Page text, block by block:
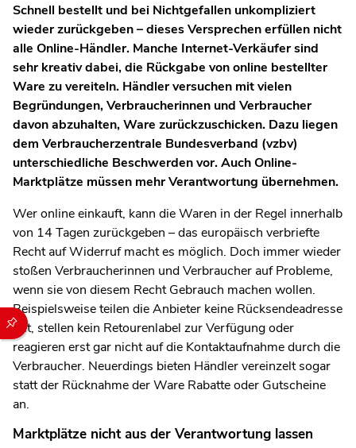
Durch die folgenden Buttons können Sie direkt auf einen
Schnell bestellt und bei Nichtgefallen unkompliziert
wieder zurückgeben – dieses Versprechen erfüllen nicht
alle Online-Händler. Manche Internet-Verkäufer sind
sehr kreativ dabei, die Rückgabe von online bestellter
Ware zu vereiteln. Händler versuchen mit vielen
Begründungen, Verbraucherinnen und Verbraucher
davon abzuhalten, Ware zurückzuschicken. Dazu liegen
dem Verbraucherzentrale Bundesverband (vzbv)
unterschiedliche Beschwerden vor. Auch Online-
Marktplätze müssen mehr Verantwortung übernehmen.
Wer online einkauft, kann die Waren in der Regel innerhalb
von 14 Tagen zurückgeben – das europäisch verbriefte
Recht auf Widerruf macht es möglich. Doch immer wieder
stoßen Verbraucherinnen und Verbraucher auf Probleme,
wenn sie von diesem Recht Gebrauch machen wollen.
Beispielsweise teilen die Anbieter keine Rücksendeadresse
mit, stellen kein Retourenlabel zur Verfügung oder
reagieren erst gar nicht auf die Kontaktaufnahme durch die
Verbraucher. Neuerdings bieten Händler vereinzelt sogar
statt der Rücknahme der Ware Rabatte oder Gutscheine
an.
Marktplätze nicht aus der Verantwortung lassen